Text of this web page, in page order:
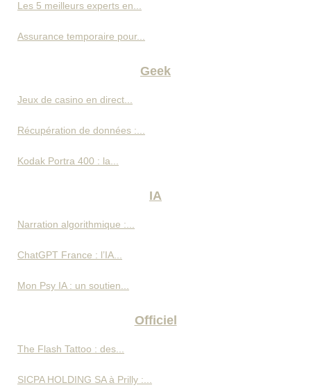
Les 5 meilleurs experts en...
Assurance temporaire pour...
Geek
Jeux de casino en direct...
Récupération de données :...
Kodak Portra 400 : la...
IA
Narration algorithmique :...
ChatGPT France : l’IA...
Mon Psy IA : un soutien...
Officiel
The Flash Tattoo : des...
SICPA HOLDING SA à Prilly :...